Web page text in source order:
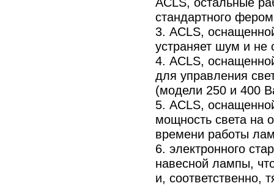
стандартного
3. ACLS,
устраняет шум и не
4. ACLS,
для управления
(модели 250 и 400
5. ACLS,
мощность света на
времени работы
6. электронного
навесной лампы,
и, соответственно,